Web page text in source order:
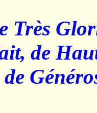
Très
de